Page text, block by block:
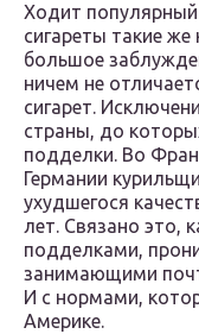
Ходит
сигареты такие же
большое
ничем не
сигарет.
страны, до
подделки. Во
Германии
ухудшегося
лет. Связано это,
подделками,
занимающими
И с нормами,
Америке.